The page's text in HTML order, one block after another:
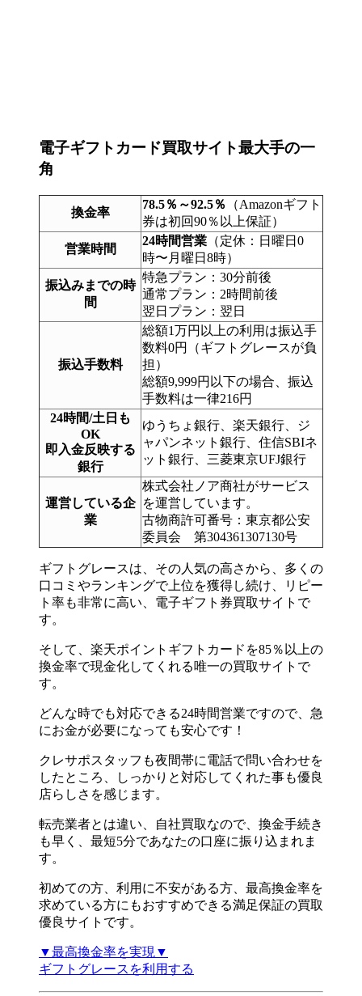
電子ギフトカード買取サイト最大手の一
角
換金率
78.5％～92.5％
（Amazonギフト
券は初回90％以上保証）
営業時間
24時間営業 （定休：日曜日0
時〜月曜日8時）
振込みまでの時
間
特急プラン：30分前後
通常プラン：2時間前後
翌日プラン：翌日
振込手数料
総額1万円以上の利用は振込手
数料0円（ギフトグレースが負
担）
総額9,999円以下の場合、振込
手数料は一律216円
24時間/土日も
OK
即入金反映する
銀行
ゆうちょ銀行、楽天銀行、ジ
ャパンネット銀行、住信SBIネ
ット銀行、三菱東京UFJ銀行
運営している企
業
株式会社ノア商社がサービス
を運営しています。
古物商許可番号：東京都公安
委員会 第304361307130号
ギフトグレースは、その人気の高さから、多くの
口コミやランキングで上位を獲得し続け、リピー
ト率も非常に高い、電子ギフト券買取サイトで
す。
そして、楽天ポイントギフトカードを85％以上の
換金率で現金化してくれる唯一の買取サイトで
す。
どんな時でも対応できる24時間営業ですので、急
にお金が必要になっても安心です！
クレサポスタッフも夜間帯に電話で問い合わせを
したところ、しっかりと対応してくれた事も優良
店らしさを感じます。
転売業者とは違い、自社買取なので、換金手続き
も早く、最短5分であなたの口座に振り込まれま
す。
初めての方、利用に不安がある方、最高換金率を
求めている方にもおすすめできる満足保証の買取
優良サイトです。
▼最高換金率を実現▼
ギフトグレースを利用する